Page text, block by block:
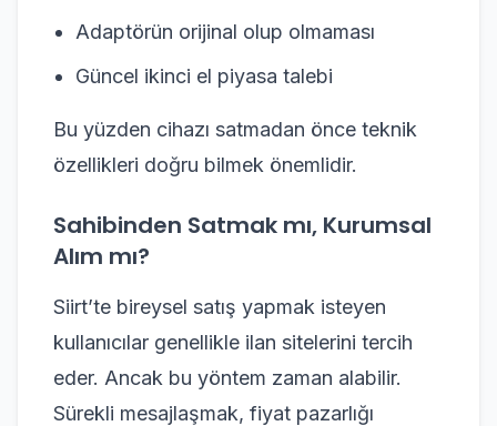
Adaptörün orijinal olup olmaması
Güncel ikinci el piyasa talebi
Bu yüzden cihazı satmadan önce teknik
özellikleri doğru bilmek önemlidir.
Sahibinden Satmak mı, Kurumsal
Alım mı?
Siirt’te bireysel satış yapmak isteyen
kullanıcılar genellikle ilan sitelerini tercih
eder. Ancak bu yöntem zaman alabilir.
Sürekli mesajlaşmak, fiyat pazarlığı